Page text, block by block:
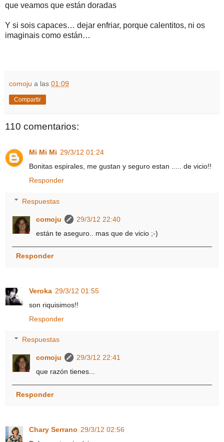
que veamos que están doradas
Y si sois capaces… dejar enfriar, porque calentitos, ni os
imaginais como están…
comoju a las 01:09
Compartir
110 comentarios:
Mi Mi Mi 29/3/12 01:24
Bonitas espirales, me gustan y seguro estan ..... de vicio!!
Responder
Respuestas
comoju
29/3/12 22:40
están te aseguro.. mas que de vicio ;-)
Responder
Veroka 29/3/12 01:55
son riquisimos!!
Responder
Respuestas
comoju
29/3/12 22:41
que razón tienes...
Responder
Chary Serrano 29/3/12 02:56